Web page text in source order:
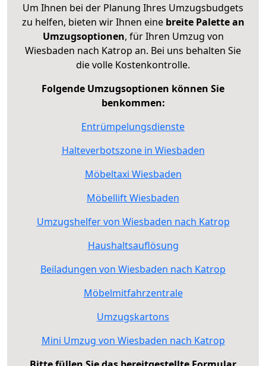
Um Ihnen bei der Planung Ihres Umzugsbudgets
zu helfen, bieten wir Ihnen eine breite Palette an
Umzugsoptionen, für Ihren Umzug von
Wiesbaden nach Katrop an. Bei uns behalten Sie
die volle Kostenkontrolle.
Folgende Umzugsoptionen können Sie
benkommen:
Entrümpelungsdienste
Halteverbotszone in Wiesbaden
Möbeltaxi Wiesbaden
Möbellift Wiesbaden
Umzugshelfer von Wiesbaden nach Katrop
Haushaltsauflösung
Beiladungen von Wiesbaden nach Katrop
Möbelmitfahrzentrale
Umzugskartons
Mini Umzug von Wiesbaden nach Katrop